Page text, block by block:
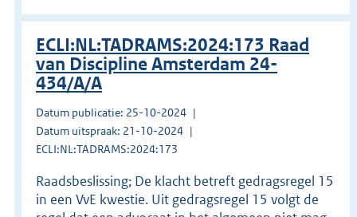
ECLI:NL:TADRAMS:2024:173 Raad
van Discipline Amsterdam 24-
434/A/A
Datum publicatie: 25-10-2024
Datum uitspraak: 21-10-2024
ECLI:NL:TADRAMS:2024:173
Raadsbeslissing; De klacht betreft gedragsregel 15
in een VvE kwestie. Uit gedragsregel 15 volgt de